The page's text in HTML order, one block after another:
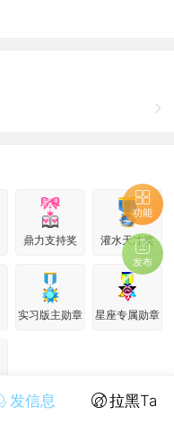
发信息 拉黑Ta
鼎力支持奖 灌水天才奖
实习版主勋章 星座专属勋章
功能
发布